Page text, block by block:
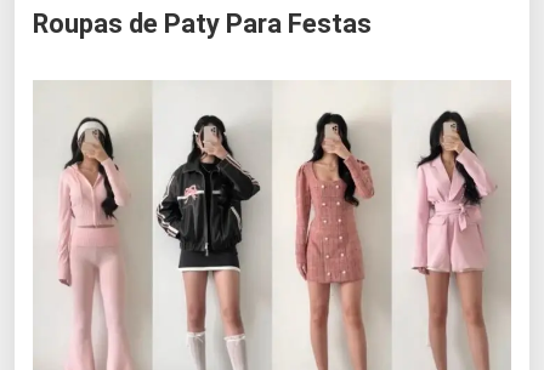
Roupas de Paty Para Festas